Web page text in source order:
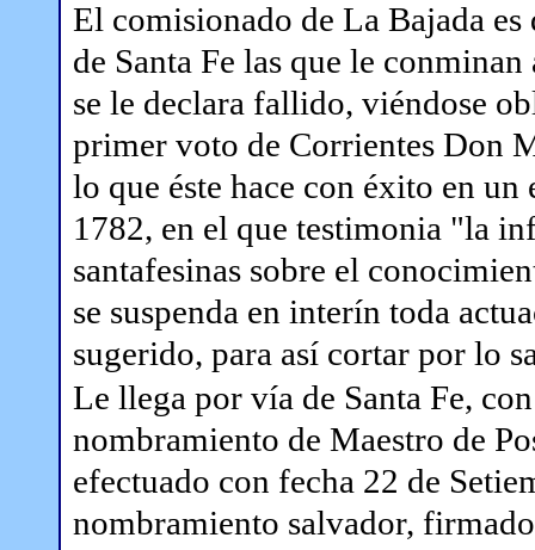
El comisionado de La Bajada es
de Santa Fe las que le
se le declara fallido, viéndose
primer voto de Corrientes Don
lo que éste hace con éxito en
1782, en el que testimonia "la
santafesinas sobre el
se suspenda en interín toda
sugerido, para así cortar por lo
Le llega por vía de Santa Fe,
nombramiento de Maestro de
efectuado con fecha 22 de
nombramiento salvador,